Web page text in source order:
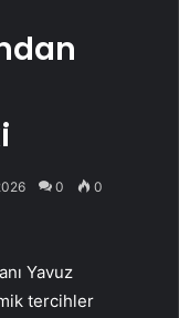
0 0
Yavuz
tercihler